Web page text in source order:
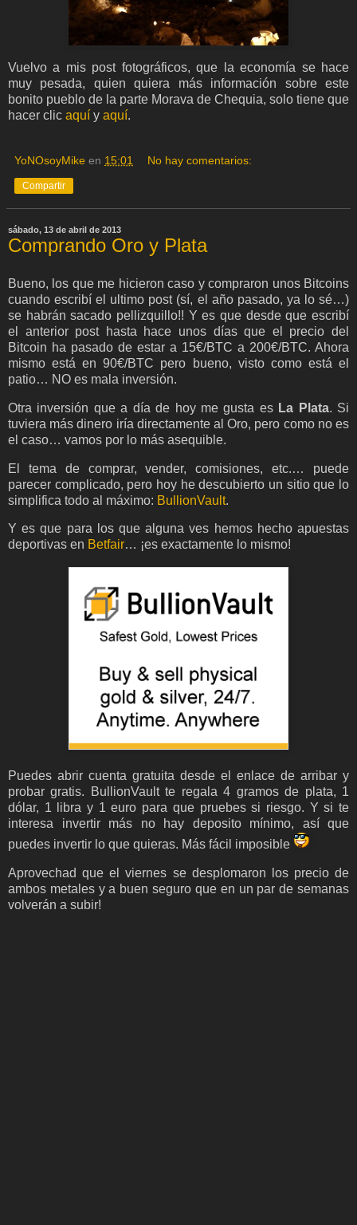
Vuelvo a mis post fotográficos, que la economía se hace
muy pesada, quien quiera más información sobre este
bonito pueblo de la parte Morava de Chequia, solo tiene que
hacer clic aquí y aquí.
YoNOsoyMike en 15:01 No hay comentarios:
Compartir
sábado, 13 de abril de 2013
Comprando Oro y Plata
Bueno, los que me hicieron caso y compraron unos Bitcoins
cuando escribí el ultimo post (sí, el año pasado, ya lo sé…)
se habrán sacado pellizquillo!! Y es que desde que escribí
el anterior post hasta hace unos días que el precio del
Bitcoin ha pasado de estar a 15€/BTC a 200€/BTC. Ahora
mismo está en 90€/BTC pero bueno, visto como está el
patio… NO es mala inversión.
Otra inversión que a día de hoy me gusta es La Plata. Si
tuviera más dinero iría directamente al Oro, pero como no es
el caso… vamos por lo más asequible.
El tema de comprar, vender, comisiones, etc.… puede
parecer complicado, pero hoy he descubierto un sitio que lo
simplifica todo al máximo: BullionVault.
Y es que para los que alguna ves hemos hecho apuestas
deportivas en Betfair… ¡es exactamente lo mismo!
Puedes abrir cuenta gratuita desde el enlace de arribar y
probar gratis. BullionVault te regala 4 gramos de plata, 1
dólar, 1 libra y 1 euro para que pruebes si riesgo. Y si te
interesa invertir más no hay deposito mínimo, así que
puedes invertir lo que quieras. Más fácil imposible
Aprovechad que el viernes se desplomaron los precio de
ambos metales y a buen seguro que en un par de semanas
volverán a subir!